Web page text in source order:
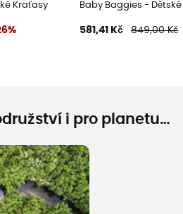
Kraťasy Baby Baggies -
581,41 Kč 849,00 Kč
i pro planetu…